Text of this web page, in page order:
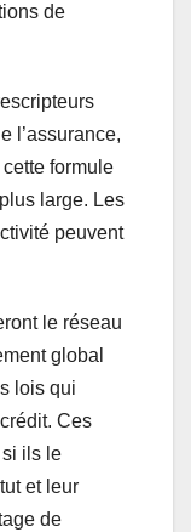
de
l’assurance,
formule
large. Les
peuvent
le réseau
global
lois qui
Ces
ils le
et leur
de